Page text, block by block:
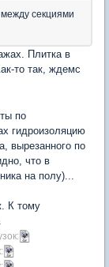
секциями
Плитка в
то так, ждемс
по
гидроизоляцию
вырезанного по
что в
на полу)...
К тому